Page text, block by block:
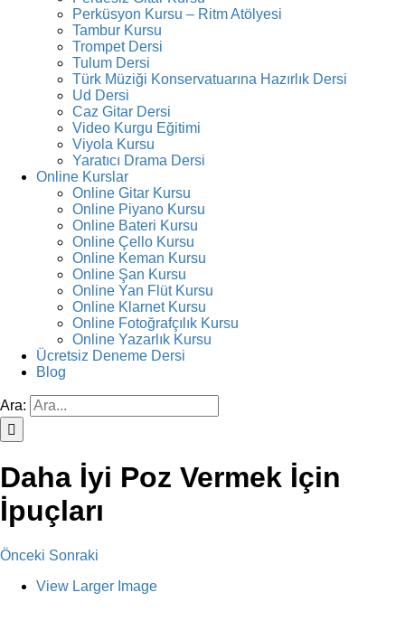
Perküsyon Kursu – Ritm Atölyesi
Tambur Kursu
Trompet Dersi
Tulum Dersi
Türk Müziği Konservatuarına Hazırlık Dersi
Ud Dersi
Caz Gitar Dersi
Video Kurgu Eğitimi
Viyola Kursu
Yaratıcı Drama Dersi
Online Kurslar
Online Gitar Kursu
Online Piyano Kursu
Online Bateri Kursu
Online Çello Kursu
Online Keman Kursu
Online Şan Kursu
Online Yan Flüt Kursu
Online Klarnet Kursu
Online Fotoğrafçılık Kursu
Online Yazarlık Kursu
Ücretsiz Deneme Dersi
Blog
Ara:
Daha İyi Poz Vermek İçin
İpuçları
Önceki Sonraki
View Larger Image